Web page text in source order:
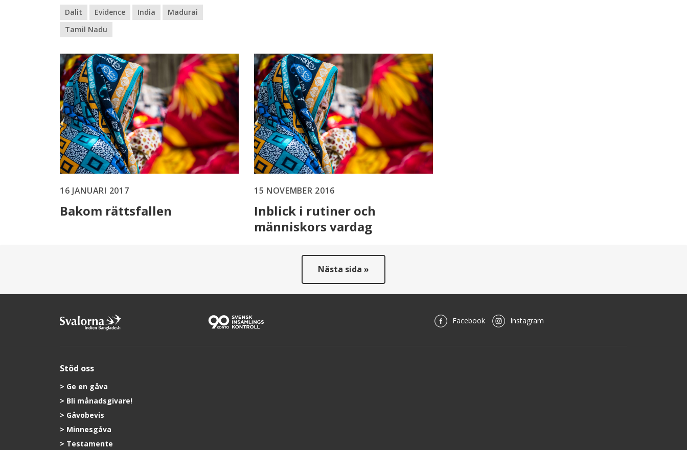
Dalit Evidence India
Madurai
Tamil Nadu
16 JANUARI 2017
Bakom rättsfallen
15 NOVEMBER 2016
Inblick i rutiner och
människors vardag
Nästa sida »
Facebook Instagram
Stöd oss
Ge en gåva
Bli månadsgivare!
Gåvobevis
Minnesgåva
Testamente